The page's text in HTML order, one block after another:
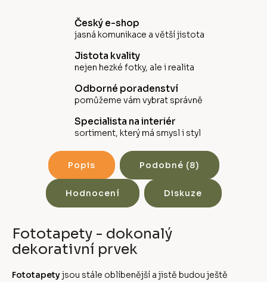
Český e-shop
jasná komunikace a větší jistota
Jistota kvality
nejen hezké fotky, ale i realita
Odborné poradenství
pomůžeme vám vybrat správně
Specialista na interiér
sortiment, který má smysl i styl
Popis Podobné (8)
Hodnocení Diskuze
Fototapety - dokonalý
dekorativní prvek
Fototapetyjsou stále oblíbenější a jistě budou ještě